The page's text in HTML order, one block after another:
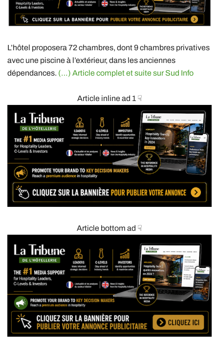
L’hôtel proposera 72 chambres, dont 9 chambres privatives
avec une piscine à l’extérieur, dans les anciennes
dépendances. (…) Article complet et suite sur Sud Info
Article inline ad 1 ☟
Article bottom ad ☟